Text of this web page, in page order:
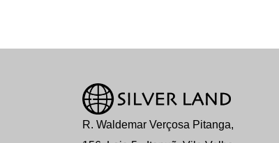
R. Waldemar Verçosa Pitanga,